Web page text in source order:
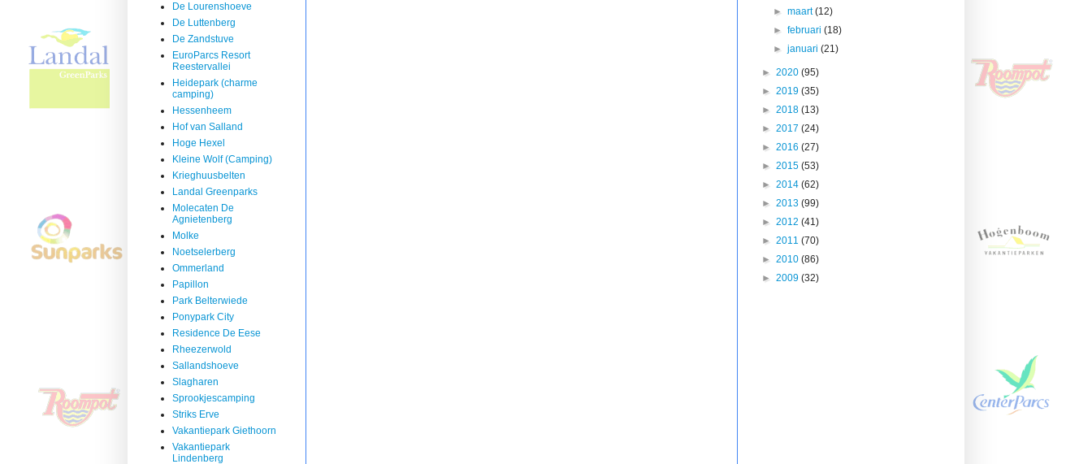
De Lourenshoeve
De Luttenberg
De Zandstuve
EuroParcs Resort
Reestervallei
Heidepark (charme
camping)
Hessenheem
Hof van Salland
Hoge Hexel
Kleine Wolf (Camping)
Krieghuusbelten
Landal Greenparks
Molecaten De
Agnietenberg
Molke
Noetselerberg
Ommerland
Papillon
Park Belterwiede
Ponypark City
Residence De Eese
Rheezerwold
Sallandshoeve
Slagharen
Sprookjescamping
Striks Erve
Vakantiepark Giethoorn
Vakantiepark
Lindenberg
►maart(12)
►februari(18)
►januari(21)
► 2020 (95)
► 2019 (35)
► 2018 (13)
► 2017 (24)
► 2016 (27)
► 2015 (53)
► 2014 (62)
► 2013 (99)
► 2012 (41)
► 2011 (70)
► 2010 (86)
► 2009 (32)